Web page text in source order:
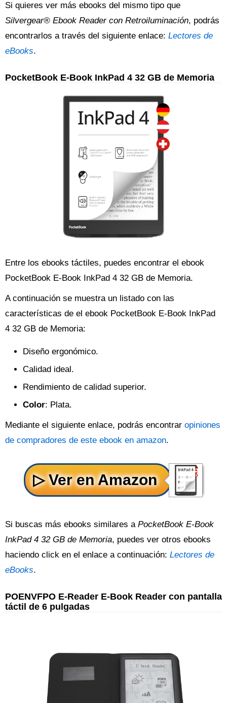
Si quieres ver más ebooks del mismo tipo que
Silvergear® Ebook Reader con Retroiluminación, podrás
encontrarlos a través del siguiente enlace: Lectores de
eBooks.
PocketBook E-Book InkPad 4 32 GB de Memoria
Entre los ebooks táctiles, puedes encontrar el ebook
PocketBook E-Book InkPad 4 32 GB de Memoria.
A continuación se muestra un listado con las
características de el ebook PocketBook E-Book InkPad
4 32 GB de Memoria:
Diseño ergonómico.
Calidad ideal.
Rendimiento de calidad superior.
Color: Plata.
Mediante el siguiente enlace, podrás encontrar opiniones
de compradores de este ebook en amazon.
Si buscas más ebooks similares a PocketBook E-Book
InkPad 4 32 GB de Memoria, puedes ver otros ebooks
haciendo click en el enlace a continuación: Lectores de
eBooks.
POENVFPO E-Reader E-Book Reader con pantalla
táctil de 6 pulgadas